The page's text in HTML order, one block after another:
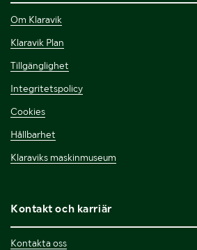
Om Klaravik
Klaravik Plan
Tillgänglighet
Integritetspolicy
Cookies
Hållbarhet
Klaraviks maskinmuseum
Kontakt och karriär
Kontakta oss